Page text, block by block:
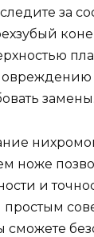
за
замены.
ноже
и
простым